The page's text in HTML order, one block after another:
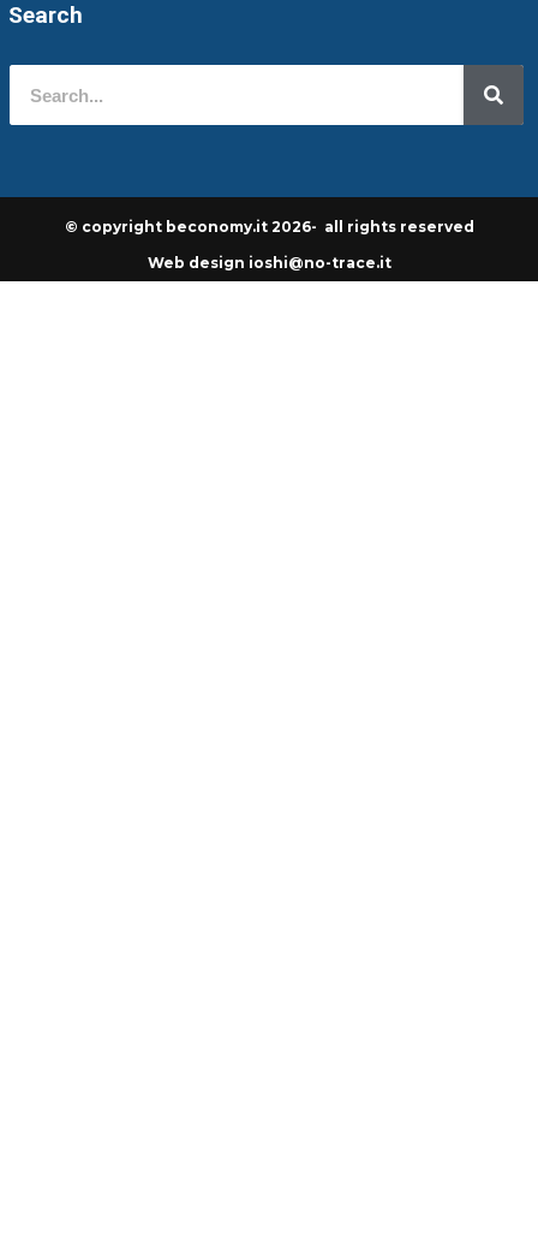
Search
© copyright beconomy.it 2026- all rights reserved
Web design ioshi@no-trace.it